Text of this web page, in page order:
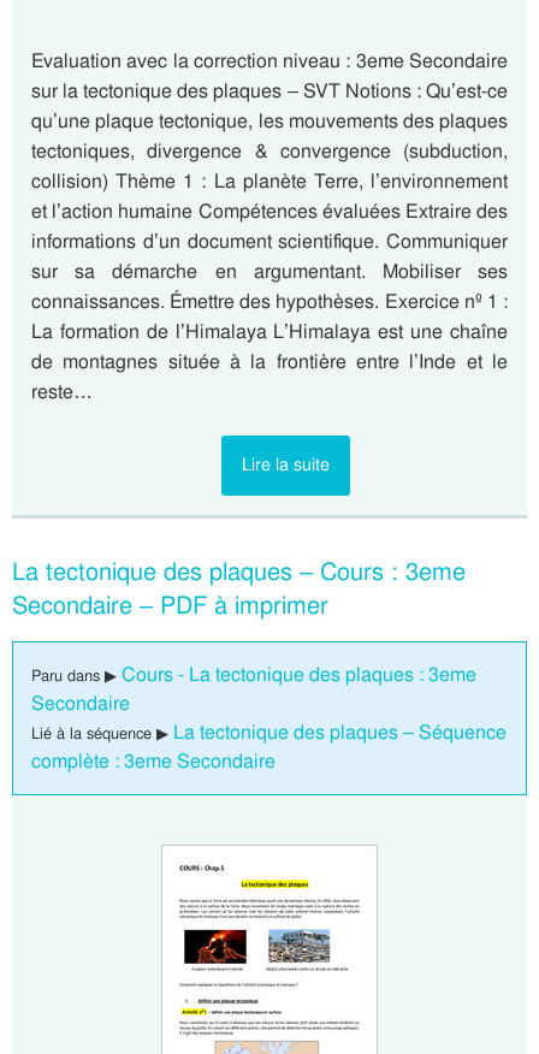
Evaluation avec la correction niveau : 3eme Secondaire
sur la tectonique des plaques – SVT Notions : Qu’est-ce
qu’une plaque tectonique, les mouvements des plaques
tectoniques, divergence & convergence (subduction,
collision) Thème 1 : La planète Terre, l’environnement
et l’action humaine Compétences évaluées Extraire des
informations d’un document scientifique. Communiquer
sur sa démarche en argumentant. Mobiliser ses
connaissances. Émettre des hypothèses. Exercice nº 1 :
La formation de l’Himalaya L’Himalaya est une chaîne
de montagnes située à la frontière entre l’Inde et le
reste…
Lire la suite
La tectonique des plaques – Cours : 3eme
Secondaire – PDF à imprimer
Paru dans ▶ Cours - La tectonique des plaques : 3eme
Secondaire
Lié à la séquence ▶ La tectonique des plaques – Séquence
complète : 3eme Secondaire